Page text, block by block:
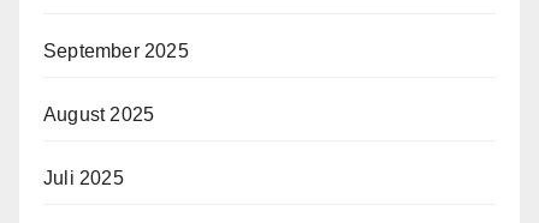
September 2025
August 2025
Juli 2025